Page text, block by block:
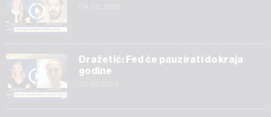
Dražetić: Fed će pauzirati do kraja
godine